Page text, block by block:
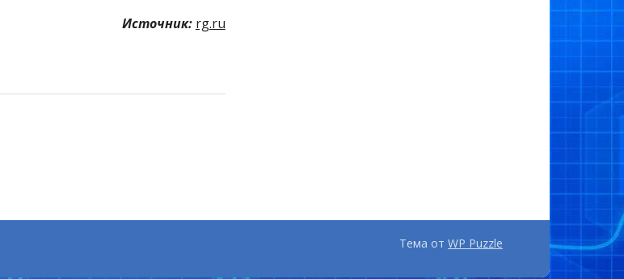
Источник: rg.ru
Тема от WP Puzzle